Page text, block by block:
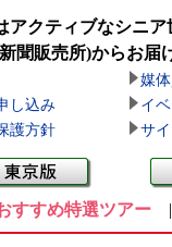
アクティブなシニ
聞販売所)からお届
媒
し込み
イ
護方針
サ
すすめ特選ツアー